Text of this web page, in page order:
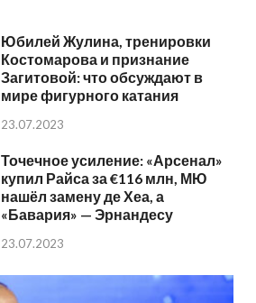
Юбилей Жулина, тренировки
Костомарова и признание
Загитовой: что обсуждают в
мире фигурного катания
23.07.2023
Точечное усиление: «Арсенал»
купил Райса за €116 млн, МЮ
нашёл замену де Хеа, а
«Бавария» — Эрнандесу
23.07.2023